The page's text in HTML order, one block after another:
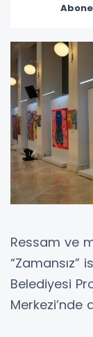
Ressam ve
“Zamansız”
Belediyesi
Merkezi’nde